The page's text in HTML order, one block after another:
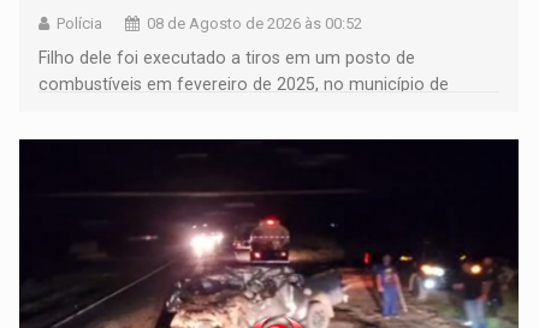
Polícia 08 de Agosto de 2026 às 00:52
Filho dele foi executado a tiros em um posto de
combustíveis em fevereiro de 2025, no município de